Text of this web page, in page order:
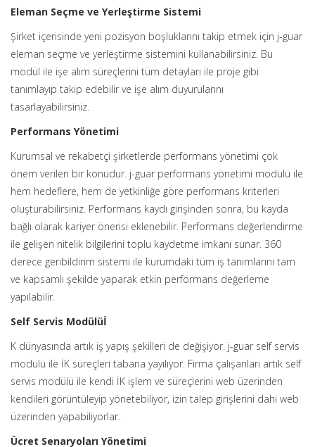
Eleman Seçme ve Yerleştirme Sistemi
Şirket içerisinde yeni pozisyon boşluklarını takip etmek için j-guar
eleman seçme ve yerleştirme sistemini kullanabilirsiniz. Bu
modül ile işe alım süreçlerini tüm detayları ile proje gibi
tanımlayıp takip edebilir ve işe alım duyurularını
tasarlayabilirsiniz.
Performans Yönetimi
Kurumsal ve rekabetçi şirketlerde performans yönetimi çok
önem verilen bir konudur. j-guar performans yönetimi modülü ile
hem hedeflere, hem de yetkinliğe göre performans kriterleri
oluşturabilirsiniz. Performans kaydı girişinden sonra, bu kayda
bağlı olarak kariyer önerisi eklenebilir. Performans değerlendirme
ile gelişen nitelik bilgilerini toplu kaydetme imkanı sunar. 360
derece geribildirim sistemi ile kurumdaki tüm iş tanımlarını tam
ve kapsamlı şekilde yaparak etkin performans değerleme
yapılabilir.
Self Servis Modülüİ
K dünyasında artık iş yapış şekilleri de değişiyor. j-guar self servis
modülü ile İK süreçleri tabana yayılıyor. Firma çalışanları artık self
servis modülü ile kendi İK işlem ve süreçlerini web üzerinden
kendileri görüntüleyip yönetebiliyor, izin talep girişlerini dahi web
üzerinden yapabiliyorlar.
Ücret Senaryoları Yönetimi